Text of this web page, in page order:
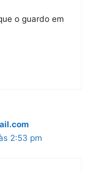
o guardo em
2:53 pm